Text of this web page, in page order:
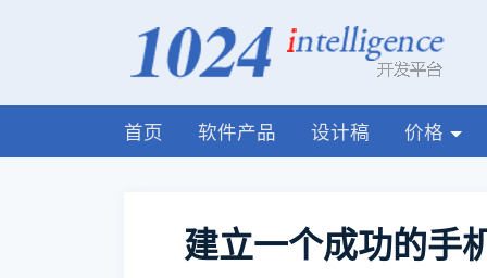
首页 软件产品 设计稿 价格
建立一个成功的手